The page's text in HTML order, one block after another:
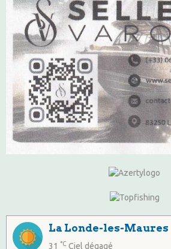
La Londe-les-Maures
31 °C Ciel dégagé